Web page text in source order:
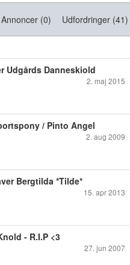
Annoncer (0) Udfordringer (41)
Udgårds Danneskiold
2. maj 2015
/ Pinto Angel
2. aug 2009
Bergtilda *Tilde*
15. apr 2013
- R.I.P <3
27. jun 2007